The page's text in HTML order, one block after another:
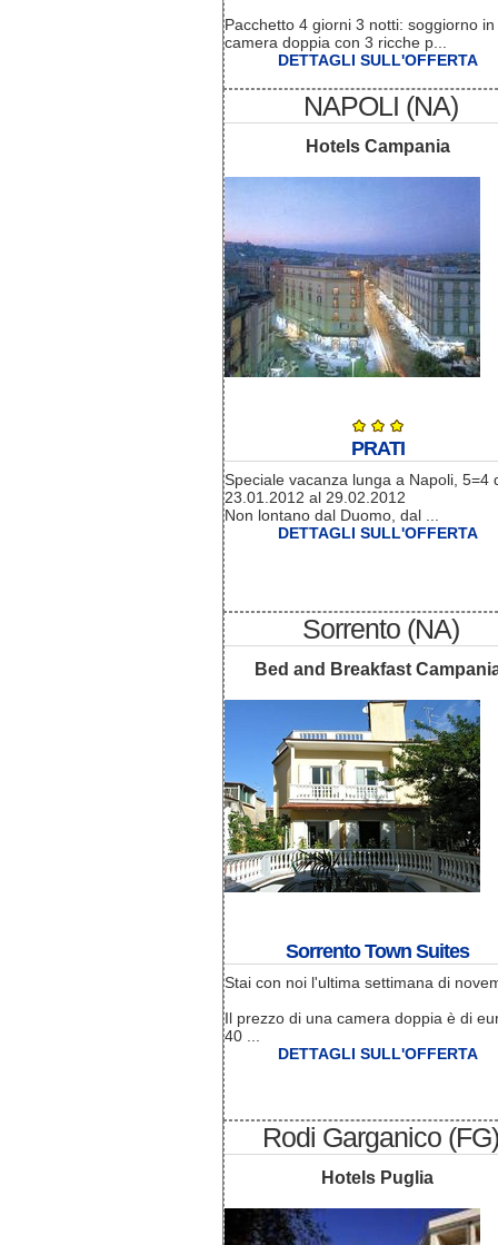
Pacchetto 4 giorni 3 notti: soggiorno in
camera doppia con 3 ricche p...
DETTAGLI SULL'OFFERTA
NAPOLI (NA)
Hotels Campania
PRATI
Speciale vacanza lunga a Napoli, 5=4
23.01.2012 al 29.02.2012
Non lontano dal Duomo, dal ...
DETTAGLI SULL'OFFERTA
Sorrento (NA)
Bed and Breakfast
Sorrento Town Suites
Stai con noi l'ultima settimana di
Il prezzo di una camera doppia è di
40 ...
DETTAGLI SULL'OFFERTA
Rodi Garganico (FG)
Hotels Puglia